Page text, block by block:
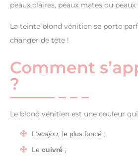
peaux claires, peaux mates ou peaux
La teinte blond vénitien se porte
changer de tête !
Comment
?
Le blond vénitien est une couleur
L‘acajou, le plus foncé ;
Le cuivré ;